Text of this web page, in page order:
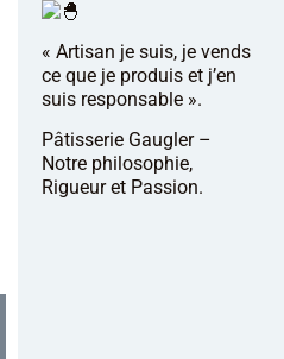
« Artisan je suis, je vends
ce que je produis et j’en
suis responsable ».
Pâtisserie Gaugler –
Notre philosophie,
Rigueur et Passion.